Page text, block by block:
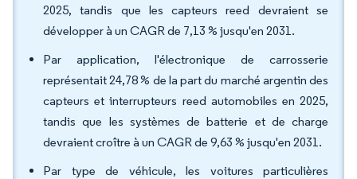
2025, tandis que les capteurs reed devraient se
développer à un CAGR de 7,13 % jusqu'en 2031.
Par application, l'électronique de carrosserie
représentait 24,78 % de la part du marché argentin des
capteurs et interrupteurs reed automobiles en 2025,
tandis que les systèmes de batterie et de charge
devraient croître à un CAGR de 9,63 % jusqu'en 2031.
Par type de véhicule, les voitures particulières